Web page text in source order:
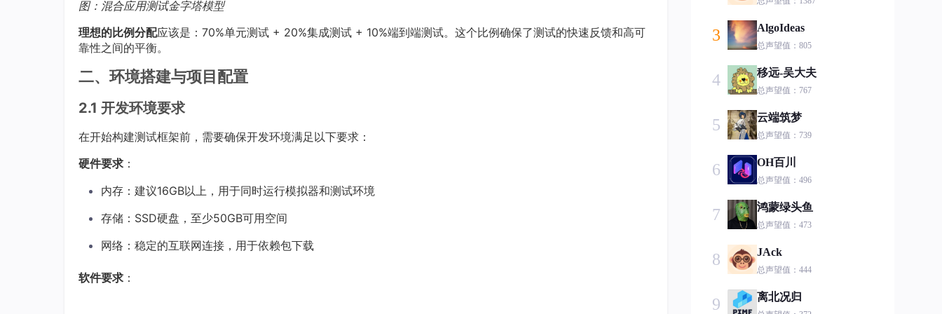
图：混合应用测试金字塔模型
理想的比例分配应该是：70%单元测试 + 20%集成测试 + 10%端到端测试。这个比例确保了测试的快速反馈和高可
靠性之间的平衡。
二、环境搭建与项目配置
2.1 开发环境要求
在开始构建测试框架前，需要确保开发环境满足以下要求：
硬件要求 ：
内存：建议16GB以上，用于同时运行模拟器和测试环境
存储：SSD硬盘，至少50GB可用空间
网络：稳定的互联网连接，用于依赖包下载
软件要求 ：
3 AlgoIdeas
总声望值：805
4 移远-吴大夫
总声望值：767
5 云端筑梦
总声望值：739
6 OH百川
总声望值：496
7 鸿蒙绿头鱼
总声望值：473
8 JAck
总声望值：444
9 离北况归